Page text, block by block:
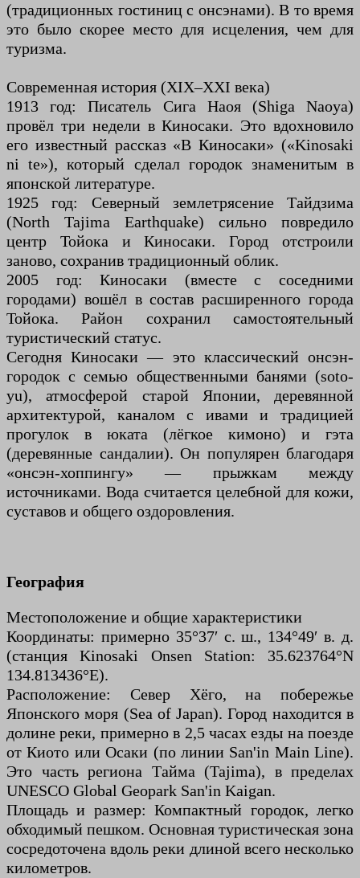
(традиционных гостиниц с онсэнами). В то время
это было скорее место для исцеления, чем для
туризма.
Современная история (XIX–XXI века)
1913 год: Писатель Сига Наоя (Shiga Naoya)
провёл три недели в Киносаки. Это вдохновило
его известный рассказ «В Киносаки» («Kinosaki
ni te»), который сделал городок знаменитым в
японской литературе.
1925 год: Северный землетрясение Тайдзима
(North Tajima Earthquake) сильно повредило
центр Тойока и Киносаки. Город отстроили
заново, сохранив традиционный облик.
2005 год: Киносаки (вместе с соседними
городами) вошёл в состав расширенного города
Тойока. Район сохранил самостоятельный
туристический статус.
Сегодня Киносаки — это классический онсэн-
городок с семью общественными банями (soto-
yu), атмосферой старой Японии, деревянной
архитектурой, каналом с ивами и традицией
прогулок в юката (лёгкое кимоно) и гэта
(деревянные сандалии). Он популярен благодаря
«онсэн-хоппингу» — прыжкам между
источниками. Вода считается целебной для кожи,
суставов и общего оздоровления.
География
Местоположение и общие характеристики
Координаты: примерно 35°37′ с. ш., 134°49′ в. д.
(станция Kinosaki Onsen Station: 35.623764°N
134.813436°E).
Расположение: Север Хёго, на побережье
Японского моря (Sea of Japan). Город находится в
долине реки, примерно в 2,5 часах езды на поезде
от Киото или Осаки (по линии San'in Main Line).
Это часть региона Тайма (Tajima), в пределах
UNESCO Global Geopark San'in Kaigan.
Площадь и размер: Компактный городок, легко
обходимый пешком. Основная туристическая зона
сосредоточена вдоль реки длиной всего несколько
километров.